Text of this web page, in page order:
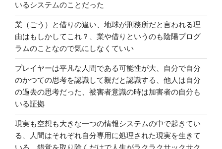
いるシステムのことだった
業（ごう）と借りの違い、地球が刑務所だと言われる理
由はもしかしてこれ？、業や借りというのも陰陽プログ
ラムのことなので気にしなくていい
プレイヤーは平凡な人間である可能性が大、自分で自分
のかつての思考を認識して親だと認識する、他人は自分
の過去の思考だった、被害者意識の時は加害者の自分も
いる証拠
現実も空想も大きな一つの情報システムの中で起きてい
る、人間はそれぞれ自分専用に処理された現実を生きて